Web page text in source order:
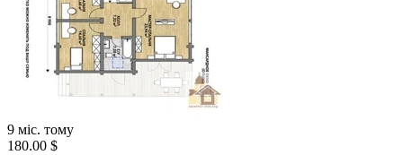
9 міс. тому
180.00 $